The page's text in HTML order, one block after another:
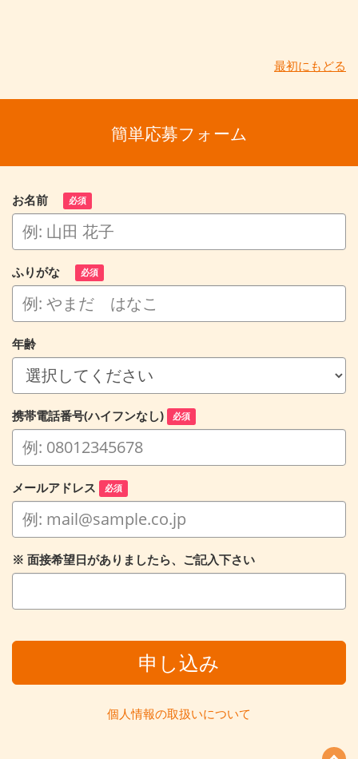
最初にもどる
簡単応募フォーム
お名前 必須
ふりがな 必須
年齢
携帯電話番号(ハイフンなし) 必須
メールアドレス 必須
※ 面接希望日がありましたら、ご記入下さい
申し込み
個人情報の取扱いについて